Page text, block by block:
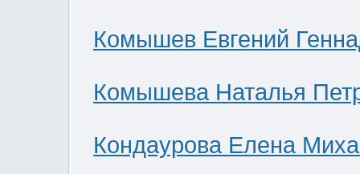
Комышев Евгений
Комышева Наталья
Кондаурова Елена